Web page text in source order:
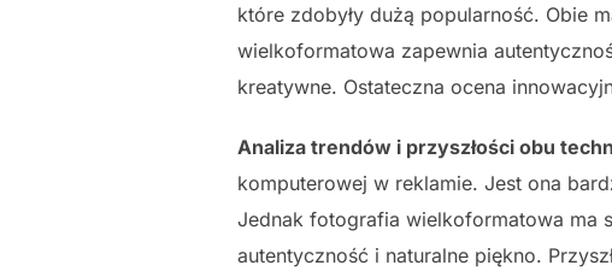
które zdobyły dużą popularność. Obie
wielkoformatowa zapewnia
kreatywne. Ostateczna ocena
Analiza trendów i przyszłości obu
komputerowej w reklamie. Jest ona
Jednak fotografia wielkoformatowa ma
autentyczność i naturalne piękno.